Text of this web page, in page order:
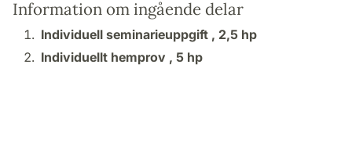
Information om ingående delar
Individuell seminarieuppgift , 2,5 hp
Individuellt hemprov , 5 hp